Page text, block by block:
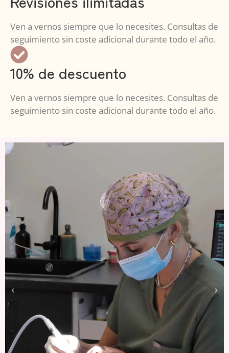
Ven a vernos siempre que lo necesites. Consultas de
seguimiento sin coste adicional durante todo el año.
10% de descuento
Ven a vernos siempre que lo necesites. Consultas de
seguimiento sin coste adicional durante todo el año.